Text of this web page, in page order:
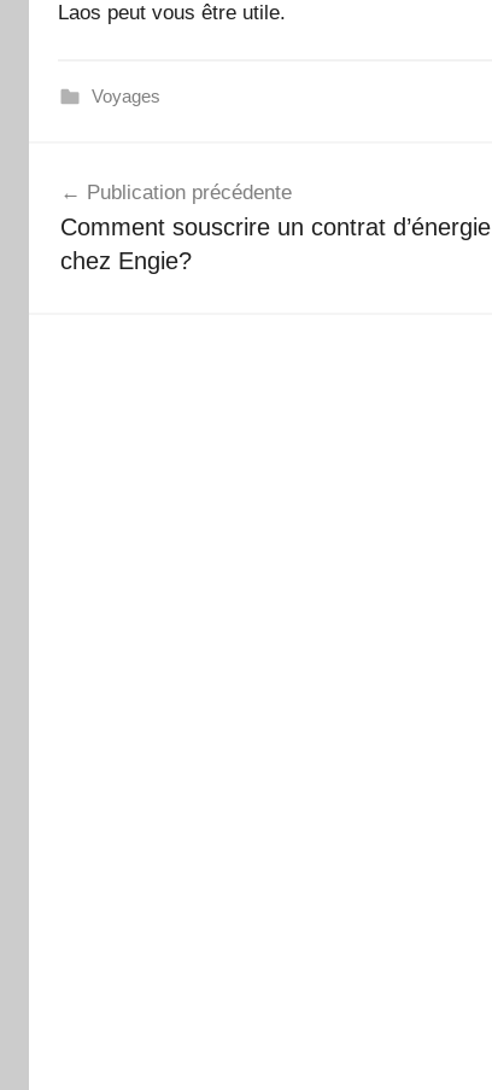
Laos peut vous être utile.
Voyages
l’article
Publication précédente
Comment souscrire un contrat d’énergie
chez Engie?